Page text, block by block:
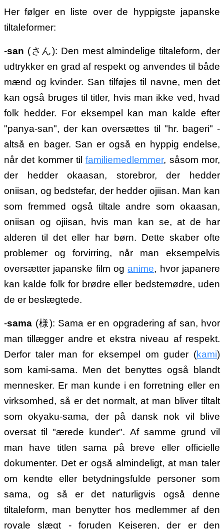
Her følger en liste over de hyppigste japanske
tiltaleformer:
-san (さん): Den mest almindelige tiltaleform, der
udtrykker en grad af respekt og anvendes til både
mænd og kvinder. San tilføjes til navne, men det
kan også bruges til titler, hvis man ikke ved, hvad
folk hedder. For eksempel kan man kalde efter
"panya-san", der kan oversættes til "hr. bageri" -
altså en bager. San er også en hyppig endelse,
når det kommer tilfamiliemedlemmer, såsom mor,
der hedder okaasan, storebror, der hedder
oniisan, og bedstefar, der hedder ojiisan. Man kan
som fremmed også tiltale andre som okaasan,
oniisan og ojiisan, hvis man kan se, at de har
alderen til det eller har børn. Dette skaber ofte
problemer og forvirring, når man eksempelvis
oversætter japanske film oganime, hvor japanere
kan kalde folk for brødre eller bedstemødre, uden
de er beslægtede.
-sama (様): Sama er en opgradering af san, hvor
man tillægger andre et ekstra niveau af respekt.
Derfor taler man for eksempel om guder (kami)
som kami-sama. Men det benyttes også blandt
mennesker. Er man kunde i en forretning eller en
virksomhed, så er det normalt, at man bliver tiltalt
som okyaku-sama, der på dansk nok vil blive
oversat til "ærede kunder". Af samme grund vil
man have titlen sama på breve eller officielle
dokumenter. Det er også almindeligt, at man taler
om kendte eller betydningsfulde personer som
sama, og så er det naturligvis også denne
tiltaleform, man benytter hos medlemmer af den
royale slægt - foruden Kejseren, der er den